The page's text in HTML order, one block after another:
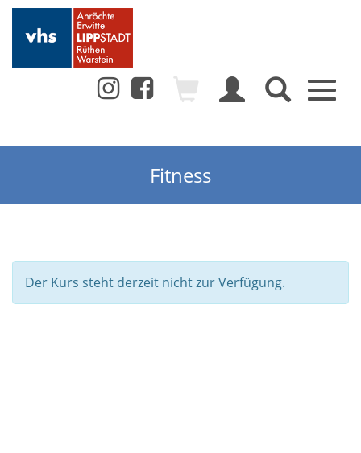
Toggle
Fitness
Der Kurs steht derzeit nicht zur Verfügung.